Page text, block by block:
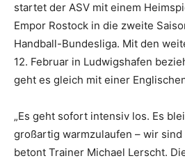
startet der ASV mit einem
Empor Rostock in die zweite
Handball-Bundesliga. Mit den
12. Februar in Ludwigshafen
geht es gleich mit einer
„Es geht sofort intensiv los. Es
großartig warmzulaufen – wir
betont Trainer Michael Lerscht.